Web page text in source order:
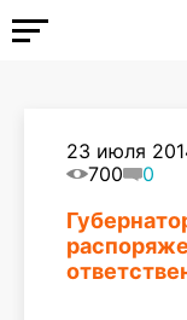
23 июля
700
0